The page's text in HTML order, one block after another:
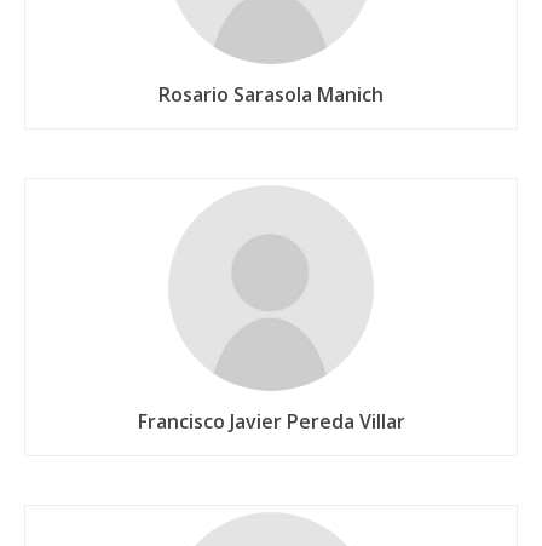
Rosario Sarasola Manich
Francisco Javier Pereda Villar